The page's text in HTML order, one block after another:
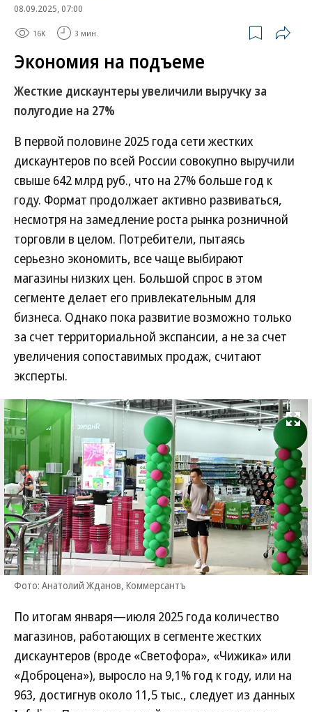
08.09.2025, 07:00
16K 3 мин.
Экономия на подъеме
Жесткие дискаунтеры увеличили выручку за
полугодие на 27%
В первой половине 2025 года сети жестких
дискаунтеров по всей России совокупно выручили
свыше 642 млрд руб., что на 27% больше год к
году. Формат продолжает активно развиваться,
несмотря на замедление роста рынка розничной
торговли в целом. Потребители, пытаясь
серьезно экономить, все чаще выбирают
магазины низких цен. Большой спрос в этом
сегменте делает его привлекательным для
бизнеса. Однако пока развитие возможно только
за счет территориальной экспансии, а не за счет
увеличения сопоставимых продаж, считают
эксперты.
Развернуть
Фото: Анатолий Жданов, Коммерсантъ
По итогам января—июля 2025 года количество
магазинов, работающих в сегменте жестких
дискаунтеров (вроде «Светофора», «Чижика» или
«Доброцена»), выросло на 9,1% год к году, или на
963, достигнув около 11,5 тыс., следует из данных